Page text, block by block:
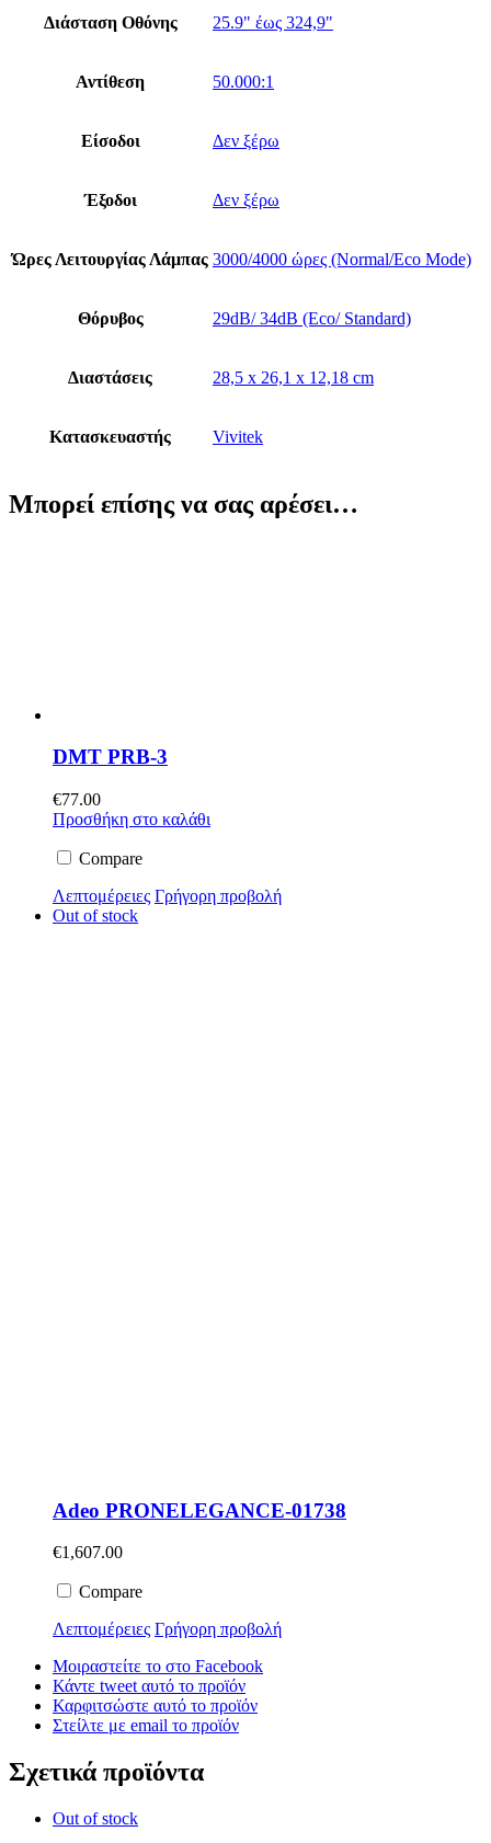
Διάσταση Οθόνης 25.9" έως 324,9"
Αντίθεση 50.000:1
Είσοδοι Δεν ξέρω
Έξοδοι Δεν ξέρω
Ώρες Λειτουργίας Λάμπας 3000/4000 ώρες (Normal/Eco Mode)
Θόρυβος 29dB/ 34dB (Eco/ Standard)
Διαστάσεις 28,5 x 26,1 x 12,18 cm
Κατασκευαστής Vivitek
Μπορεί επίσης να σας αρέσει…
DMT PRB-3
€77.00
Προσθήκη στο καλάθι
Compare
Λεπτομέρειες Γρήγορη προβολή
Out of stock
Adeo PRONELEGANCE-01738
€1,607.00
Compare
Λεπτομέρειες Γρήγορη προβολή
Μοιραστείτε το στο Facebook
Κάντε tweet αυτό το προϊόν
Καρφιτσώστε αυτό το προϊόν
Στείλτε με email το προϊόν
Σχετικά προϊόντα
Out of stock